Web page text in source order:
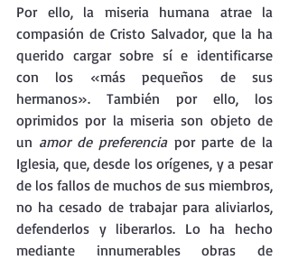
Por ello, la miseria humana atrae la
compasión de Cristo Salvador, que la ha
querido cargar sobre sí e identificarse
con los «más pequeños de sus
hermanos». También por ello, los
oprimidos por la miseria son objeto de
un amor de preferencia por parte de la
Iglesia, que, desde los orígenes, y a pesar
de los fallos de muchos de sus miembros,
no ha cesado de trabajar para aliviarlos,
defenderlos y liberarlos. Lo ha hecho
mediante innumerables obras de